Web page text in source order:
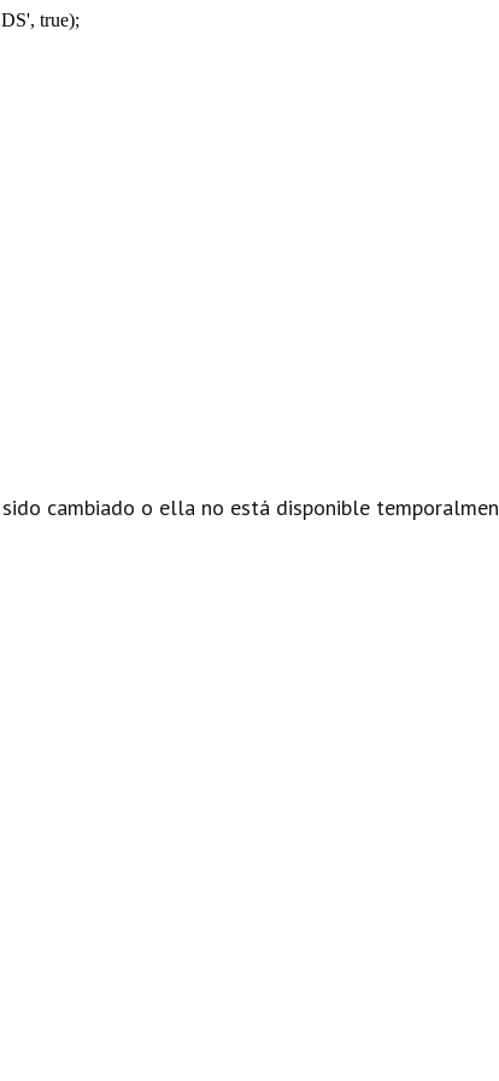
true);
cambiado o ella no está disponible